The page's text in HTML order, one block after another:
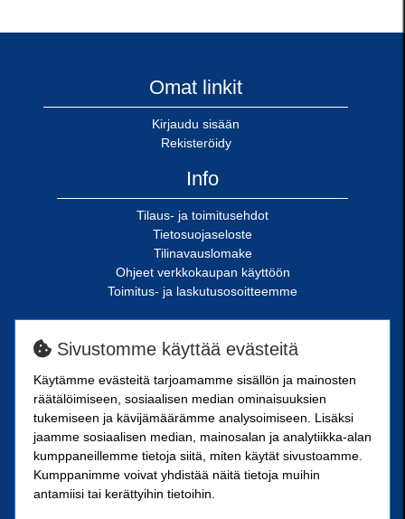
Omat linkit
Kirjaudu sisään
Rekisteröidy
Info
Tilaus- ja toimitusehdot
Tietosuojaseloste
Tilinavauslomake
Ohjeet verkkokaupan käyttöön
Toimitus- ja laskutusosoitteemme
SN-Kiinnike Oy
Riimukatu 18
20380 Turku
SN-Kiinnike Tampere Oy
Kuoppamäentie 10
33800 Tampere
Sivustomme käyttää evästeitä
Käytämme evästeitä tarjoamamme sisällön ja mainosten
räätälöimiseen, sosiaalisen median ominaisuuksien
tukemiseen ja kävijämäärämme analysoimiseen. Lisäksi
jaamme sosiaalisen median, mainosalan ja analytiikka-alan
kumppaneillemme tietoja siitä, miten käytät sivustoamme.
Kumppanimme voivat yhdistää näitä tietoja muihin
antamiisi tai kerättyihin tietoihin.